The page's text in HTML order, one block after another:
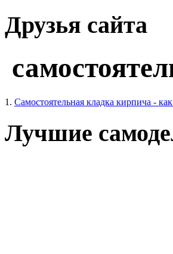
Друзья сайта
1. Самостоятельная кладка кирпича -
Лучшие